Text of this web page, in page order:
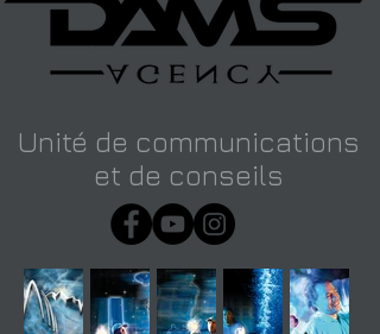
Unité de communications
et de conseils